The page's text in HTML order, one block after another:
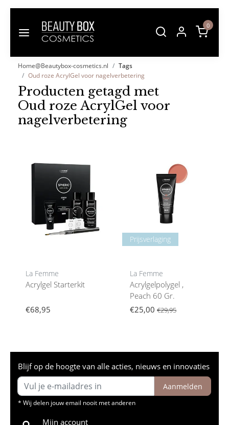
0
Home@Beautybox-cosmetics.nl
Tags
Oud roze AcrylGel voor nagelverbetering
Producten getagd met
Oud roze AcrylGel voor
nagelverbetering
La Femme
Acrylgel Starterkit
€68,95
Prijsverlaging
La Femme
Acrylgelpolygel ,
Peach 60 Gr.
€25,00 €29,95
Blijf op de hoogte van alle acties, nieuws en innovaties
Aanmelden
* Wij delen jouw email nooit met anderen
Mijn account